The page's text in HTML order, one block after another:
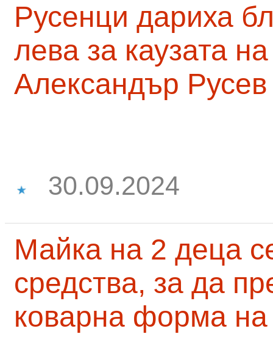
Русенци дариха
лева за каузата
Александър Русев
30.09.2024
Майка на 2 деца
средства, за да
коварна форма на